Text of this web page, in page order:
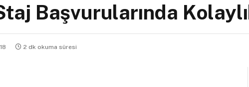
Başvurularında
2 dk okuma süresi